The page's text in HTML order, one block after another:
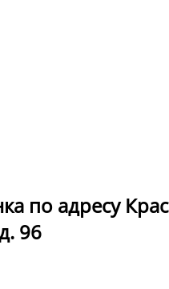
по адресу
96